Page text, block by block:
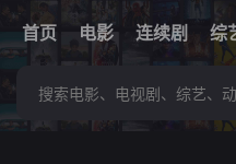
首页 电影 连续剧 综